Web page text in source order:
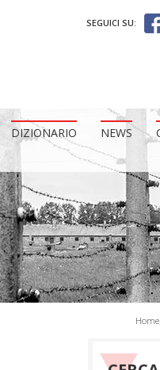
SEGUICI SU:
DIZIONARIO NEWS
Home